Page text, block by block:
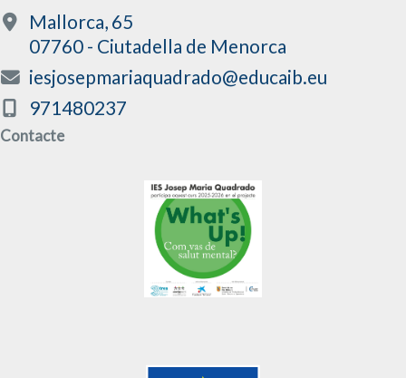
Mallorca, 65
07760 - Ciutadella de Menorca
iesjosepmariaquadrado@educaib.eu
971480237
Contacte